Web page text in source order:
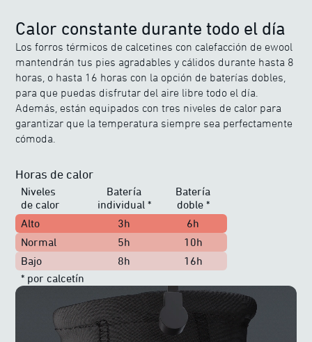
Calor constante durante todo el día
Los forros térmicos de calcetines con calefacción de ewool
mantendrán tus pies agradables y cálidos durante hasta 8
horas, o hasta 16 horas con la opción de baterías dobles,
para que puedas disfrutar del aire libre todo el día.
Además, están equipados con tres niveles de calor para
garantizar que la temperatura siempre sea perfectamente
cómoda.
Horas de calor
Niveles
de calor
Batería
individual *
Batería
doble*
Alto
3h
6h
Normal
5h
10h
Bajo
8h
16h
* por calcetín